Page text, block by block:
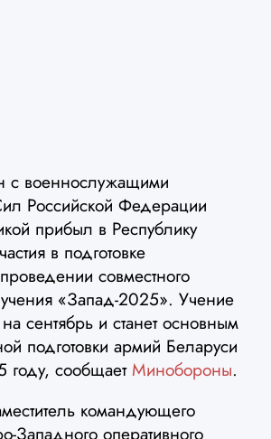
с военнослужащими
Российской Федерации
прибыл в Республику
в подготовке
совместного
учения «Запад-2025». Учение
сентябрь и станет основным
подготовки армий Беларуси
году, сообщаетМинобороны.
командующего
Западного оперативного